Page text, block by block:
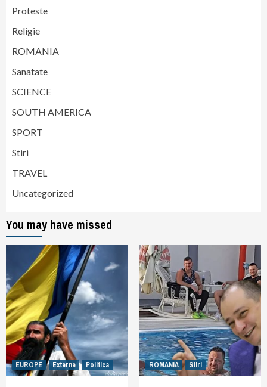
Proteste
Religie
ROMANIA
Sanatate
SCIENCE
SOUTH AMERICA
SPORT
Stiri
TRAVEL
Uncategorized
You may have missed
EUROPE Externe Politica ROMANIA Stiri